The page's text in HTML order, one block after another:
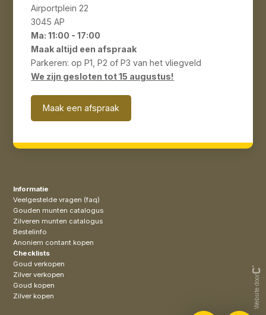
Airportplein 22
3045 AP
Ma: 11:00 - 17:00
Maak altijd een afspraak
Parkeren: op P1, P2 of P3 van het vliegveld
We zijn gesloten tot 15 augustus!
Maak een afspraak
Informatie
Veelgestelde vragen (faq)
Gouden munten catalogus
Zilveren munten catalogus
Bestelinfo
Anoniem contant kopen
Checklists
Goud verkopen
Zilver verkopen
Goud kopen
Zilver kopen
Website door